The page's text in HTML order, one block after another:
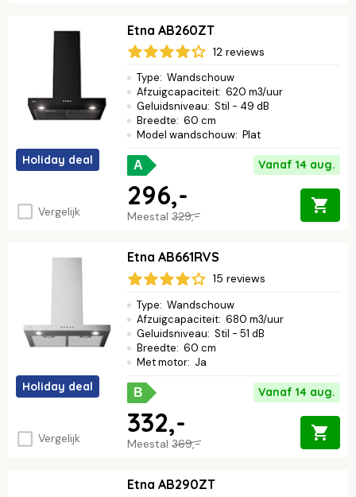
Holiday deal
Vergelijk
Etna AB260ZT
12 reviews
Type: Wandschouw
Afzuigcapaciteit: 620 m3/uur
Geluidsniveau: Stil - 49 dB
Breedte: 60 cm
Model wandschouw: Plat
A Vanaf 14 aug.
Meestal 329,-
296,-
Holiday deal
Vergelijk
Etna AB661RVS
15 reviews
Type: Wandschouw
Afzuigcapaciteit: 680 m3/uur
Geluidsniveau: Stil - 51 dB
Breedte: 60 cm
Met motor: Ja
B Vanaf 14 aug.
Meestal 369,-
332,-
Etna AB290ZT